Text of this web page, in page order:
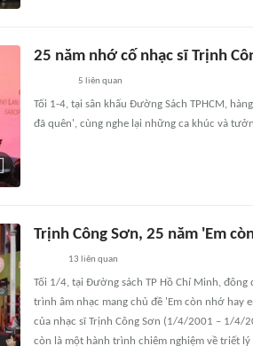
25 năm nhớ cố nhạc sĩ Trịnh
5 liên quan
Tối 1-4, tại sân khấu Đường Sách TPHCM,
đã quên', cùng nghe lại những ca khúc và
Trịnh Công Sơn, 25 năm 'Em
13 liên quan
Tối 1/4, tại Đường sách TP Hồ Chí Minh,
trình âm nhạc mang chủ đề 'Em còn nhớ hay
của nhạc sĩ Trịnh Công Sơn (1/4/2001 – 1/4/
còn là một hành trình chiêm nghiệm về triết